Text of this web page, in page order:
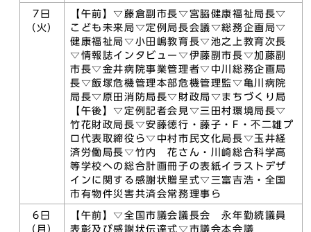
7日
（火）
【午前】▽藤倉副市長▽宮𦚰健康福祉局長▽
こども未来局▽定例局長会議▽総務企画局▽
健康福祉局▽小田嶋教育長▽池之上教育次長
▽情報誌インタビュー▽伊藤副市長▽加藤副
市長▽金井病院事業管理者▽中川総務企画局
長▽飯塚危機管理本部危機管理監▽亀川病院
局長▽原田消防局長▽財政局▽まちづくり局
【午後】▽定例記者会見▽三田村環境局長▽
竹花財政局長▽安藤徳行・藤子・F・不二雄プ
ロ代表取締役ら▽中村市民文化局長▽玉井経
済労働局長▽竹内 花さん・川崎総合科学高
等学校への総合計画冊子の表紙イラストデザ
インに関する感謝状贈呈式▽三富吉浩・全国
市有物件災害共済会常務理事ら
6日
（月）
【午前】▽全国市議会議長会 永年勤続議員
表彰及び感謝状伝達式▽市議会本会議